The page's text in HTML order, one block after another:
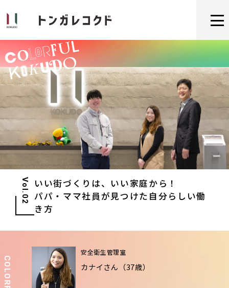
Vol.02 いい街づくりは、いい家庭から！
パパ・ママ社員が見つけた自分らしい働
き方
安全衛生管理室
カナイさん（37歳）